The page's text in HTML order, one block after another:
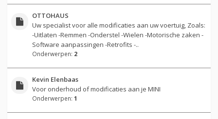
OTTOHAUS
Uw specialist voor alle modificaties aan uw voertuig, Zoals:
-Uitlaten -Remmen -Onderstel -Wielen -Motorische zaken -
Software aanpassingen -Retrofits -..
Onderwerpen: 2
Kevin Elenbaas
Voor onderhoud of modificaties aan je MINI
Onderwerpen: 1